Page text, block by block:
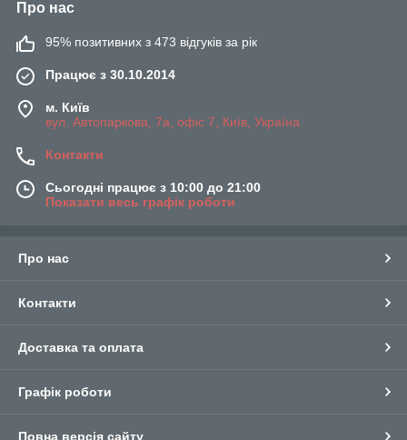
Про нас
95% позитивних з 473 відгуків за рік
Працює з 30.10.2014
м. Київ
вул. Автопаркова, 7а, офіс 7, Київ, Україна
Контакти
Сьогодні працює з 10:00 до 21:00
Показати весь графік роботи
Про нас
Контакти
Доставка та оплата
Графік роботи
Повна версія сайту